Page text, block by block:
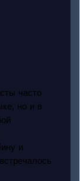
часто
но и в
и